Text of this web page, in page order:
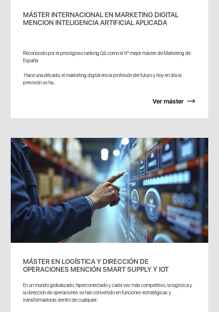
MÁSTER INTERNACIONAL EN MARKETING DIGITAL
MENCION INTELIGENCIA ARTIFICIAL APLICADA
Reconocido por el prestigioso ranking QS como el 9º mejor máster de Marketing de
España
Hace una década, el marketing digital era la profesión del futuro y hoy en día la
previsión se ha...
Ver máster
MÁSTER EN LOGÍSTICA Y DIRECCIÓN DE
OPERACIONES MENCIÓN SMART SUPPLY Y IOT
En un mundo globalizado, hiperconectado y cada vez más competitivo, la logística y
la dirección de operaciones se han convertido en funciones estratégicas y
transformadoras dentro de cualquier...